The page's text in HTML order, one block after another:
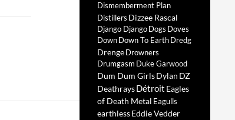
Dismemberment Plan
Distillers Dizzee Rascal
Django DjangoDogs Doves
DownDown To EarthDredg
DrengeDrowners
Drumgasm Duke Garwood
Dum Dum GirlsDylan DZ
DeathraysDétroit Eagles
of Death Metal Eagulls
earthlessEddie Vedder